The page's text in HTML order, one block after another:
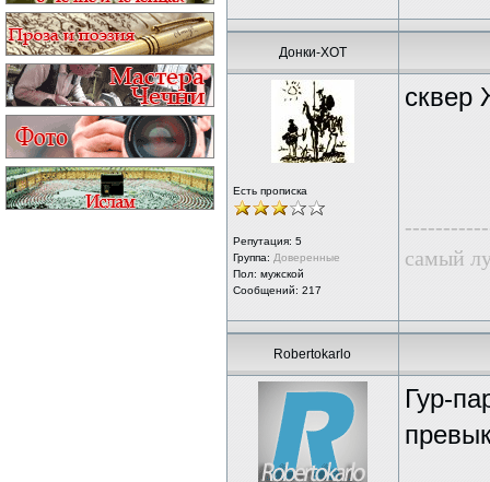
Донки-ХОТ
Есть прописка
Репутация: 5
Группа: Доверенные
Пол: мужской
Сообщений: 217
сквер
самый
Robertokarlo
Гур-